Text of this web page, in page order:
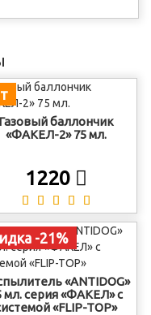
Газовый баллончик
«ФАКЕЛ-2» 75 мл.
1220
-21%
«ANTIDOG»
мл. серия «ФАКЕЛ» с
«FLIP-TOP»